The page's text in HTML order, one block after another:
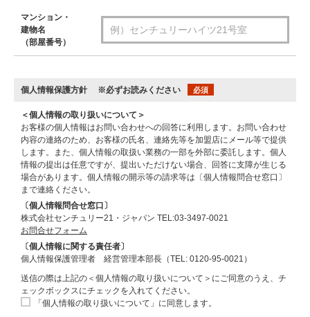
マンション・
建物名
（部屋番号）
個人情報保護方針 ※必ずお読みください 必須
＜個人情報の取り扱いについて＞
お客様の個人情報はお問い合わせへの回答に利用します。お問い合わせ
内容の連絡のため、お客様の氏名、連絡先等を加盟店にメール等で提供
します。また、個人情報の取扱い業務の一部を外部に委託します。個人
情報の提出は任意ですが、提出いただけない場合、回答に支障が生じる
場合があります。個人情報の開示等の請求等は〔個人情報問合せ窓口〕
まで連絡ください。
〔個人情報問合せ窓口〕
株式会社センチュリー21・ジャパン TEL:03-3497-0021
お問合せフォーム
〔個人情報に関する責任者〕
個人情報保護管理者 経営管理本部長（TEL: 0120-95-0021）
送信の際は上記の＜個人情報の取り扱いについて＞にご同意のうえ、チ
ェックボックスにチェックを入れてください。
「個人情報の取り扱いについて」に同意します。